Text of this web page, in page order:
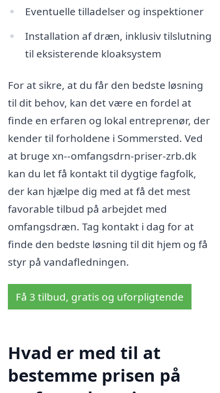
Eventuelle tilladelser og inspektioner
Installation af dræn, inklusiv tilslutning
til eksisterende kloaksystem
For at sikre, at du får den bedste løsning
til dit behov, kan det være en fordel at
finde en erfaren og lokal entreprenør, der
kender til forholdene i Sommersted. Ved
at bruge xn--omfangsdrn-priser-zrb.dk
kan du let få kontakt til dygtige fagfolk,
der kan hjælpe dig med at få det mest
favorable tilbud på arbejdet med
omfangsdræn. Tag kontakt i dag for at
finde den bedste løsning til dit hjem og få
styr på vandafledningen.
Få 3 tilbud, gratis og uforpligtende
Hvad er med til at
bestemme prisen på